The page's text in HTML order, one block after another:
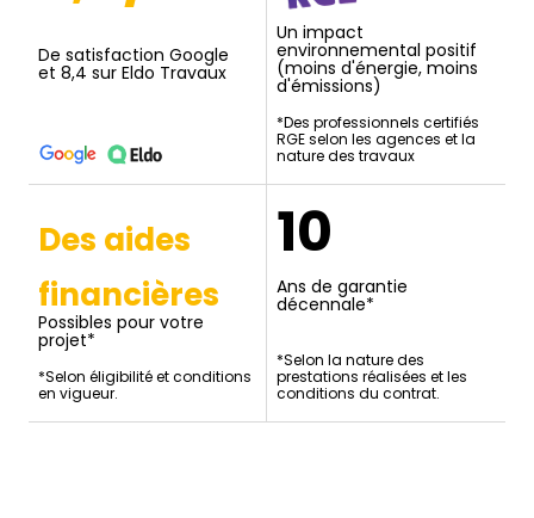
De satisfaction Google
et 8,4 sur Eldo Travaux
Un impact
environnemental positif
(moins d'énergie, moins
d'émissions)
*Des professionnels certifiés
RGE selon les agences et la
nature des travaux
Des aides
financières
Possibles pour votre
projet*
*Selon éligibilité et conditions
en vigueur.
10
Ans de garantie
décennale*
*Selon la nature des
prestations réalisées et les
conditions du contrat.